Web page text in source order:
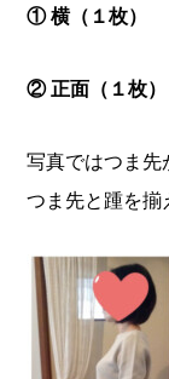
①横（１枚）
② 正面（１枚）
写真ではつま先
つま先と踵を揃